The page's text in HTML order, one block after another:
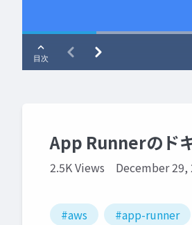
App Runnerのド
2.5K Views December 29,
#aws #app-runner